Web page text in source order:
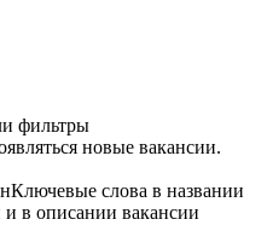
фильтры
новые вакансии.
Ключевые слова в названии
в описании вакансии